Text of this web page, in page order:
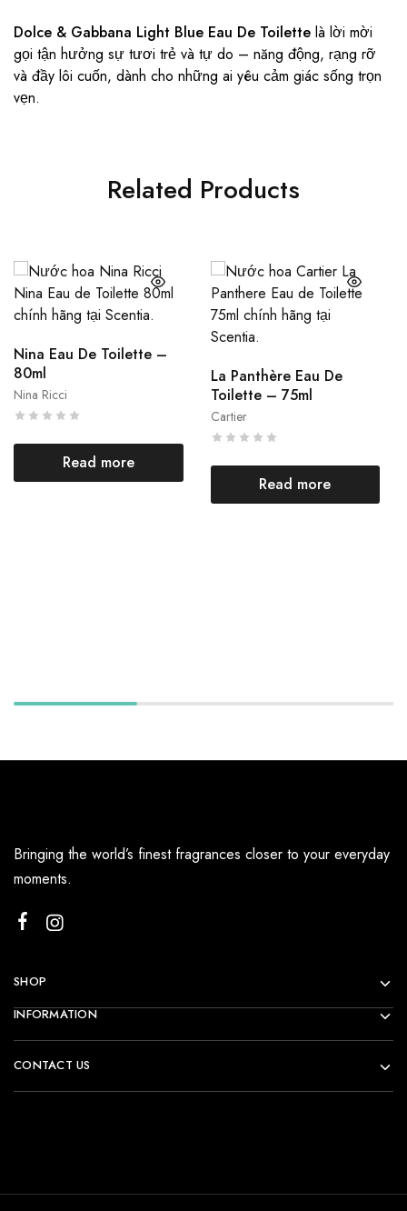
Dolce & Gabbana Light Blue Eau De Toilette là lời mời
gọi tận hưởng sự tươi trẻ và tự do – năng động, rạng rỡ
và đầy lôi cuốn, dành cho những ai yêu cảm giác sống trọn
vẹn.
Related Products
Nina Ricci
Nina Eau De Toilette –
80ml
Read more
Cartier
La Panthère Eau De
Toilette – 75ml
Read more
Bringing the world’s finest fragrances closer to your everyday
moments.
SHOP
INFORMATION
CONTACT US